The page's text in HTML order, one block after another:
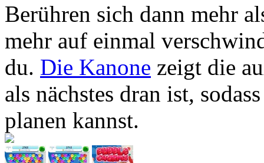
Berühren sich dann mehr
mehr auf einmal
du. Die Kanone zeigt die
als nächstes dran ist,
planen kannst.